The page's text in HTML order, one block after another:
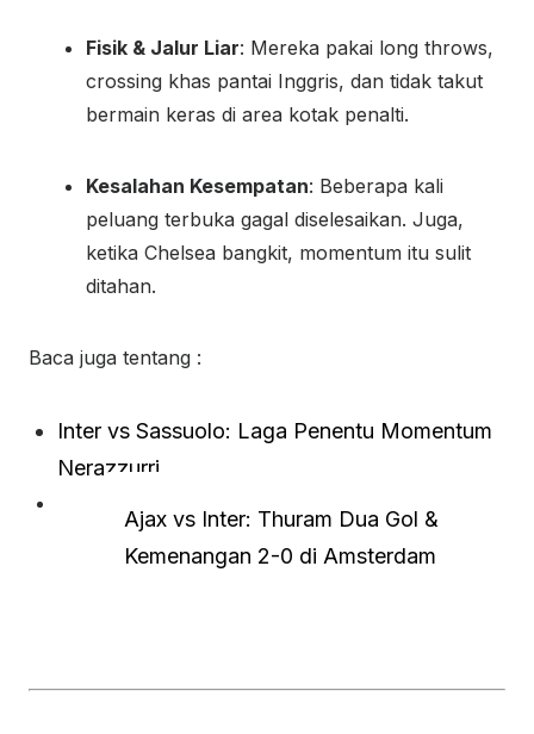
Fisik & Jalur Liar: Mereka pakai long throws,
crossing khas pantai Inggris, dan tidak takut
bermain keras di area kotak penalti.
Kesalahan Kesempatan: Beberapa kali
peluang terbuka gagal diselesaikan. Juga,
ketika Chelsea bangkit, momentum itu sulit
ditahan.
Baca juga tentang :
Inter vs Sassuolo: Laga Penentu Momentum
Nerazzurri
Ajax vs Inter: Thuram Dua Gol &
Kemenangan 2-0 di Amsterdam